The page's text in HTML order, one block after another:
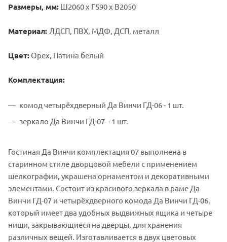
Размеры, мм: Ш2060 х Г590 х В2050
Материал: ЛДСП, ПВХ, МДФ, ДСП, металл
Цвет: Орех, Патина белый
Комплектация:
комод четырёхдверный Да Винчи ГД-06 - 1 шт.
зеркало Да Винчи ГД-07 - 1 шт.
Гостиная Да Винчи комплектация 07 выполнена в
старинном стиле дворцовой мебели с применением
шелкографии, украшена орнаментом и декоративными
элементами. Состоит из красивого зеркала в раме Да
Винчи ГД-07 и четырёхдверного комода Да Винчи ГД-06,
который имеет два удобных выдвижных ящика и четыре
ниши, закрывающиеся на дверцы, для хранения
различных вещей. Изготавливается в двух цветовых